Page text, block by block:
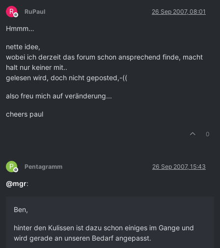
R
Offline
RuPaul 26 Sep 2007, 08:01
Hmmm…
nette idee,
wobei ich derzeit das forum schon ansprechend finde, macht
halt nur keiner mit..
gelesen wird, doch nicht geposted,-((
also freu mich auf veränderung...
cheers paul
0
P
Offline
Pentagramm 26 Sep 2007, 15:43
@mgr:
Ben,
hinter den Kulissen ist dazu schon einiges im Gange und
wird gerade an unseren Bedarf angepasst.